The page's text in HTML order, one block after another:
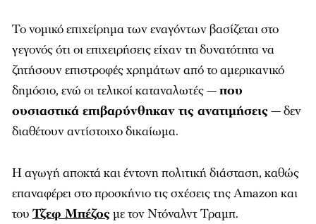
Το νομικό επιχείρημα των εναγόντων βασίζεται στο
γεγονός ότι οι επιχειρήσεις είχαν τη δυνατότητα να
ζητήσουν επιστροφές χρημάτων από το αμερικανικό
δημόσιο, ενώ οι τελικοί καταναλωτές —που
ουσιαστικά επιβαρύνθηκαν τις ανατιμήσεις— δεν
διαθέτουν αντίστοιχο δικαίωμα.
Η αγωγή αποκτά και έντονη πολιτική διάσταση, καθώς
επαναφέρει στο προσκήνιο τις σχέσεις της Amazon και
του Τζεφ Μπέζοςμε τον Ντόναλντ Τραμπ.